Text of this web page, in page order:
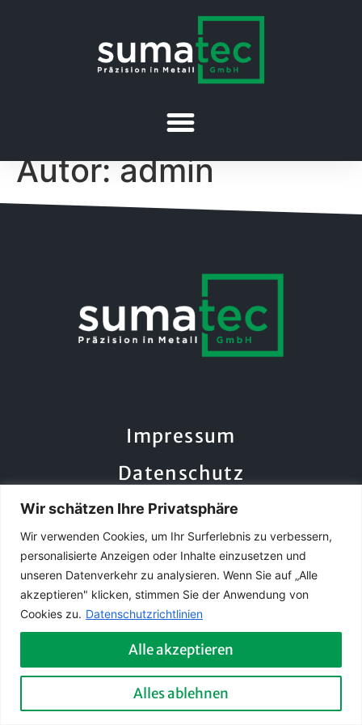
Wir schätzen Ihre Privatsphäre
Wir verwenden Cookies, um Ihr Surferlebnis zu verbessern,
personalisierte Anzeigen oder Inhalte einzusetzen und
unseren Datenverkehr zu analysieren. Wenn Sie auf „Alle
akzeptieren" klicken, stimmen Sie der Anwendung von
Cookies zu. Datenschutzrichtlinien
Alles ablehnen
Alle akzeptieren
Autor:admin
Impressum
Datenschutz
2026 sumatec-GmbH